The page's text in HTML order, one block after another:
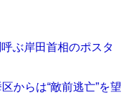
ぶ岸田首相のポスタ
からは“敵前逃亡”を望